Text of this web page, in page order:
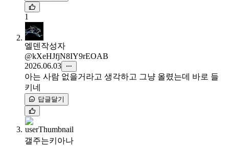
1
엘덴 작성자
@kXeHJfjN8IY9rEOAB
2026.06.03
아는 사람 없을거라고 생각하고 그냥 올렸는데 바로 들
키네
답글달기
갤주는키아나